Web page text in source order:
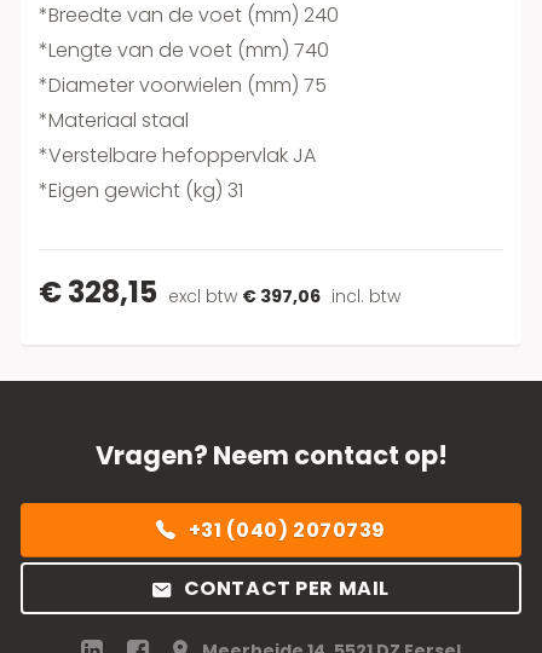
*Breedte van de voet (mm) 240
*Lengte van de voet (mm) 740
*Diameter voorwielen (mm) 75
*Materiaal staal
*Verstelbare hefoppervlak JA
*Eigen gewicht (kg) 31
€ 328,15 excl btw € 397,06 incl. btw
Vragen? Neem contact op!
+31 (040) 2070739
CONTACT PER MAIL